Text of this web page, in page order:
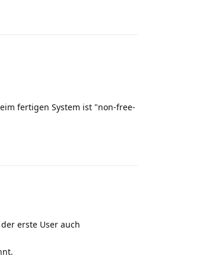
fertigen System ist "non-free-
erste User auch